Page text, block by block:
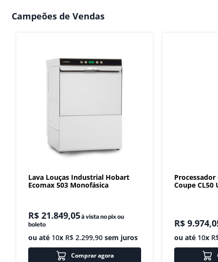
Campeões de Vendas
Lava Louças Industrial Hobart
Ecomax 503 Monofásica
R$ 21.849,05à vista no pix ou
boleto
ou até 10x R$ 2.299,90 sem juros
Comprar agora
Coupe CL50
R$ 9.974,
ou até 10x